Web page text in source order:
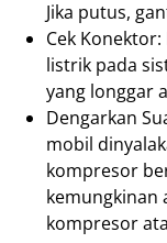
Jika putus,
Cek
listrik pada
yang longgar
Dengarkan
mobil
kompresor
kemungkinan
kompresor